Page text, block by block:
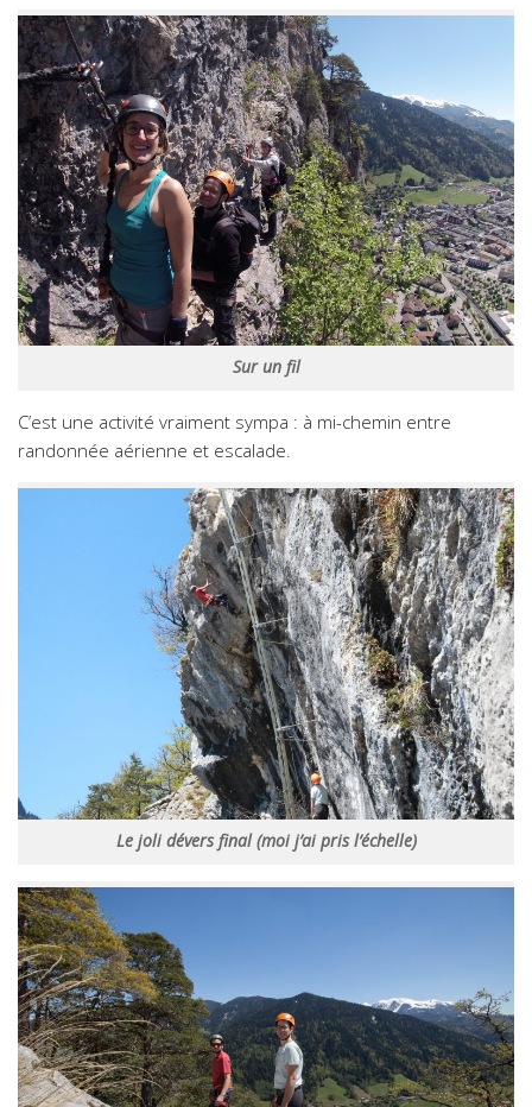
Sur un fil
C’est une activité vraiment sympa : à mi-chemin entre
randonnée aérienne et escalade.
Le joli dévers final (moi j’ai pris l’échelle)